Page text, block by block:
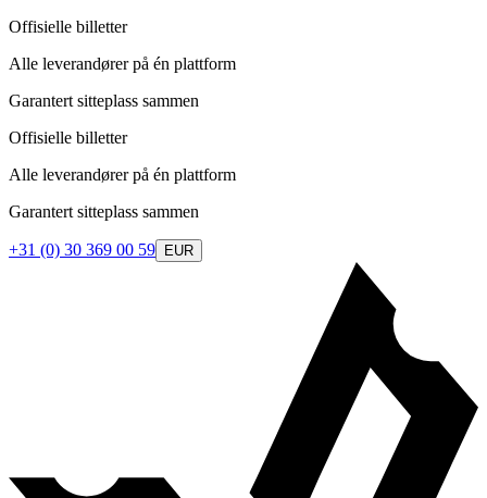
Offisielle billetter
Alle leverandører på én plattform
Garantert sitteplass sammen
Offisielle billetter
Alle leverandører på én plattform
Garantert sitteplass sammen
+31 (0) 30 369 00 59 EUR